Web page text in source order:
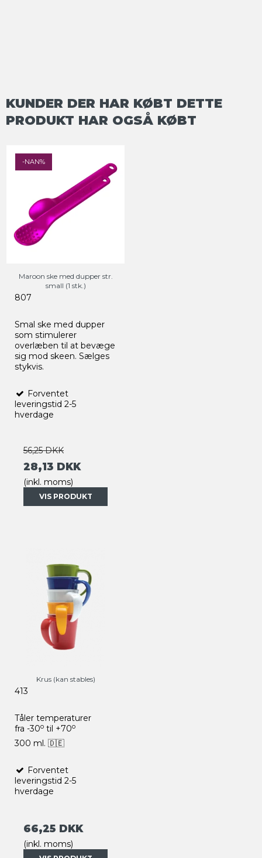
KUNDER DER HAR KØBT DETTE
PRODUKT HAR OGSÅ KØBT
-NAN%
Maroon ske med dupper str.
small (1 stk.)
807
Smal ske med dupper
som stimulerer
overlæben til at bevæge
sig mod skeen. Sælges
stykvis.
Forventet
leveringstid 2-5
hverdage
56,25 DKK
28,13 DKK
(inkl. moms)
VIS PRODUKT
Krus (kan stables)
413
Tåler temperaturer
fra -30o til +70o
300 ml. 🇩🇪
Forventet
leveringstid 2-5
hverdage
66,25 DKK
(inkl. moms)